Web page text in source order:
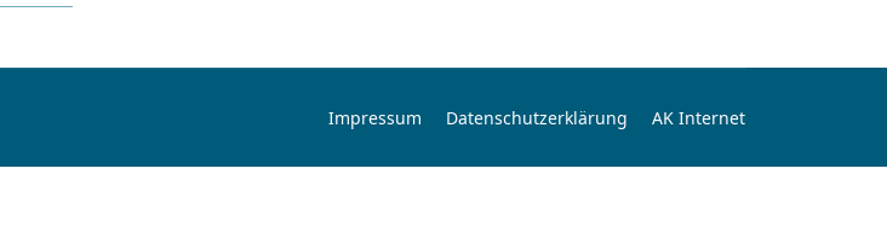
Impressum Datenschutzerklärung AK Internet